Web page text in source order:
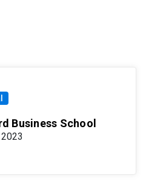
Business School